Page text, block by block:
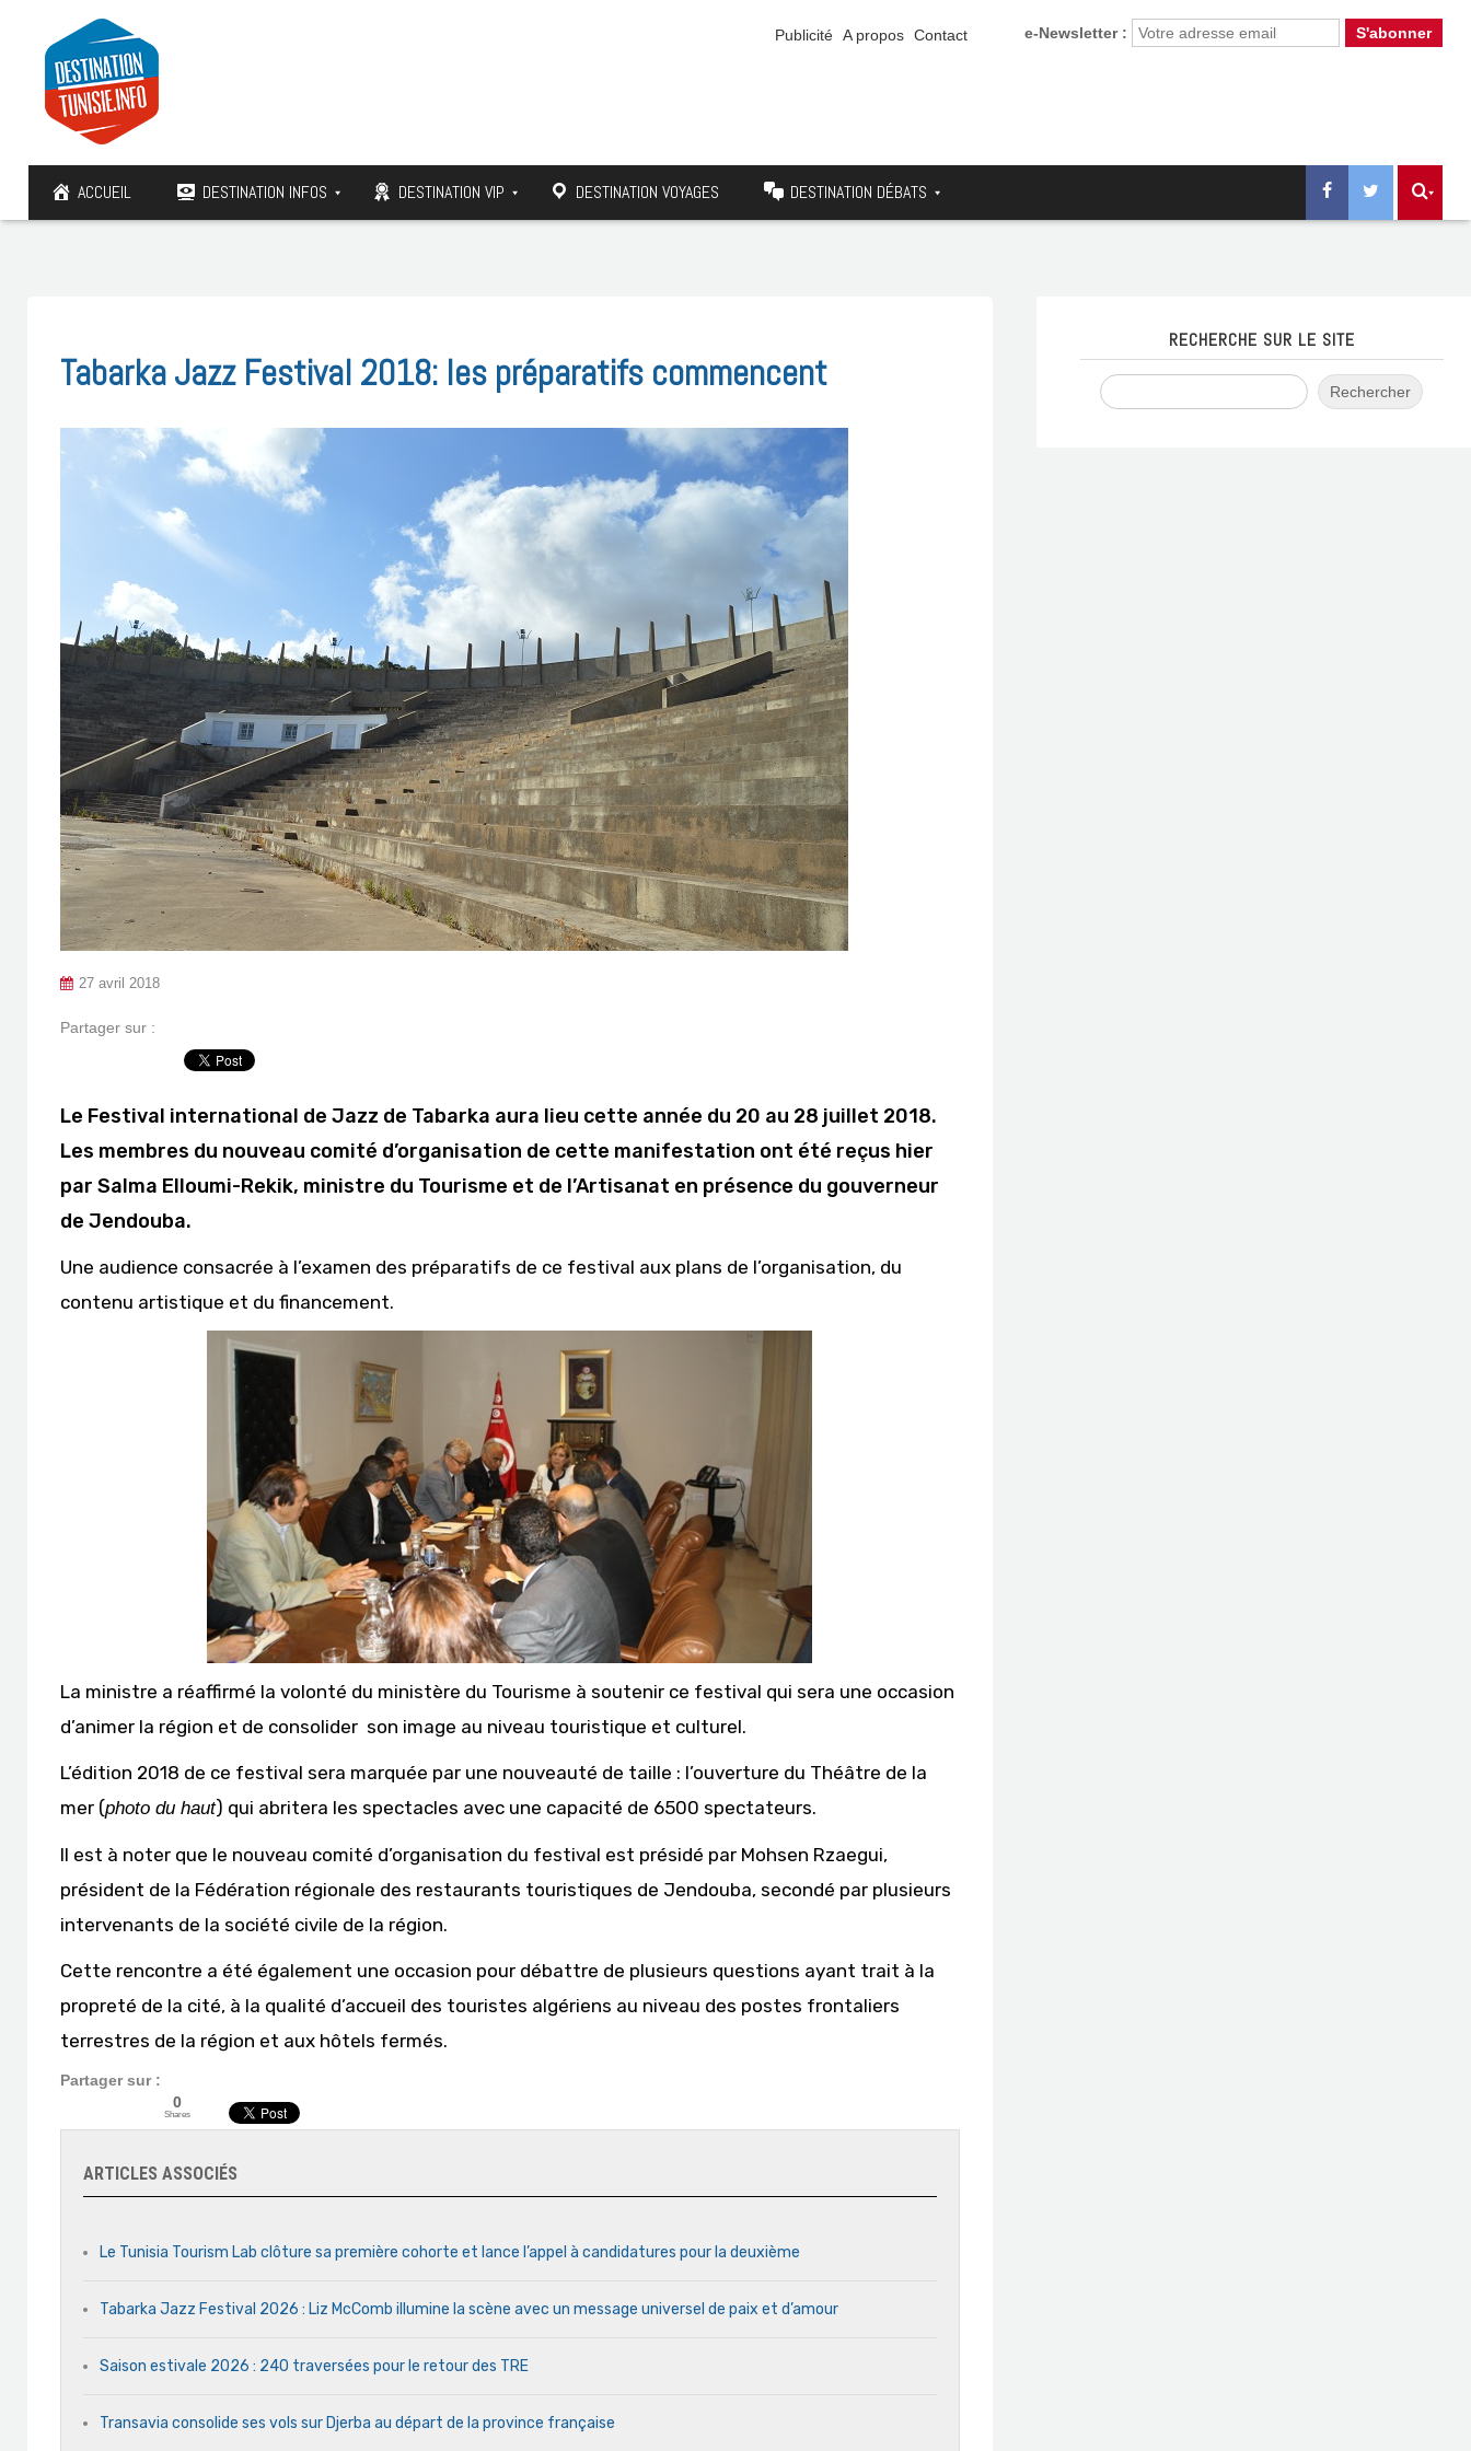
e-Newsletter :
Publicité A propos Contact
ACCUEIL DESTINATION INFOS DESTINATION VIP DESTINATION VOYAGES DESTINATION DÉBATS
Tabarka Jazz Festival 2018: les préparatifs commencent
27 avril 2018
Partager sur :
Le Festival international de Jazz de Tabarka aura lieu cette année du 20 au 28 juillet 2018.
Les membres du nouveau comité d’organisation de cette manifestation ont été reçus hier
par Salma Elloumi-Rekik, ministre du Tourisme et de l’Artisanat en présence du gouverneur
de Jendouba.
Une audience consacrée à l’examen des préparatifs de ce festival aux plans de l’organisation, du
contenu artistique et du financement.
La ministre a réaffirmé la volonté du ministère du Tourisme à soutenir ce festival qui sera une occasion
d’animer la région et de consolider son image au niveau touristique et culturel.
L’édition 2018 de ce festival sera marquée par une nouveauté de taille : l’ouverture du Théâtre de la
mer (photo du haut) qui abritera les spectacles avec une capacité de 6500 spectateurs.
Il est à noter que le nouveau comité d’organisation du festival est présidé par Mohsen Rzaegui,
président de la Fédération régionale des restaurants touristiques de Jendouba, secondé par plusieurs
intervenants de la société civile de la région.
Cette rencontre a été également une occasion pour débattre de plusieurs questions ayant trait à la
propreté de la cité, à la qualité d’accueil des touristes algériens au niveau des postes frontaliers
terrestres de la région et aux hôtels fermés.
Partager sur :
0
Shares
ARTICLES ASSOCIÉS
Le Tunisia Tourism Lab clôture sa première cohorte et lance l’appel à candidatures pour la deuxième
Tabarka Jazz Festival 2026 : Liz McComb illumine la scène avec un message universel de paix et d’amour
Saison estivale 2026 : 240 traversées pour le retour des TRE
Transavia consolide ses vols sur Djerba au départ de la province française
RECHERCHE SUR LE SITE